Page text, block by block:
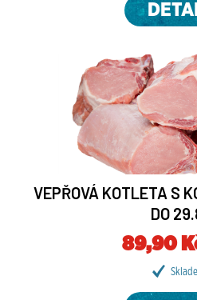
VEPŘOVÁ KOTLETA S
DO
89,90